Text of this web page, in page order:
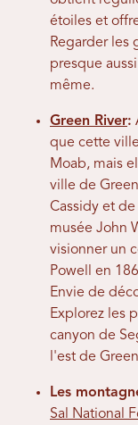
étoiles et
Regarder les
presque
même.
Green River:
que cette
Moab, mais
ville de
Cassidy et
musée John
visionner un
Powell en
Envie de
Explorez les
canyon de
l'est de
Les
Sal National